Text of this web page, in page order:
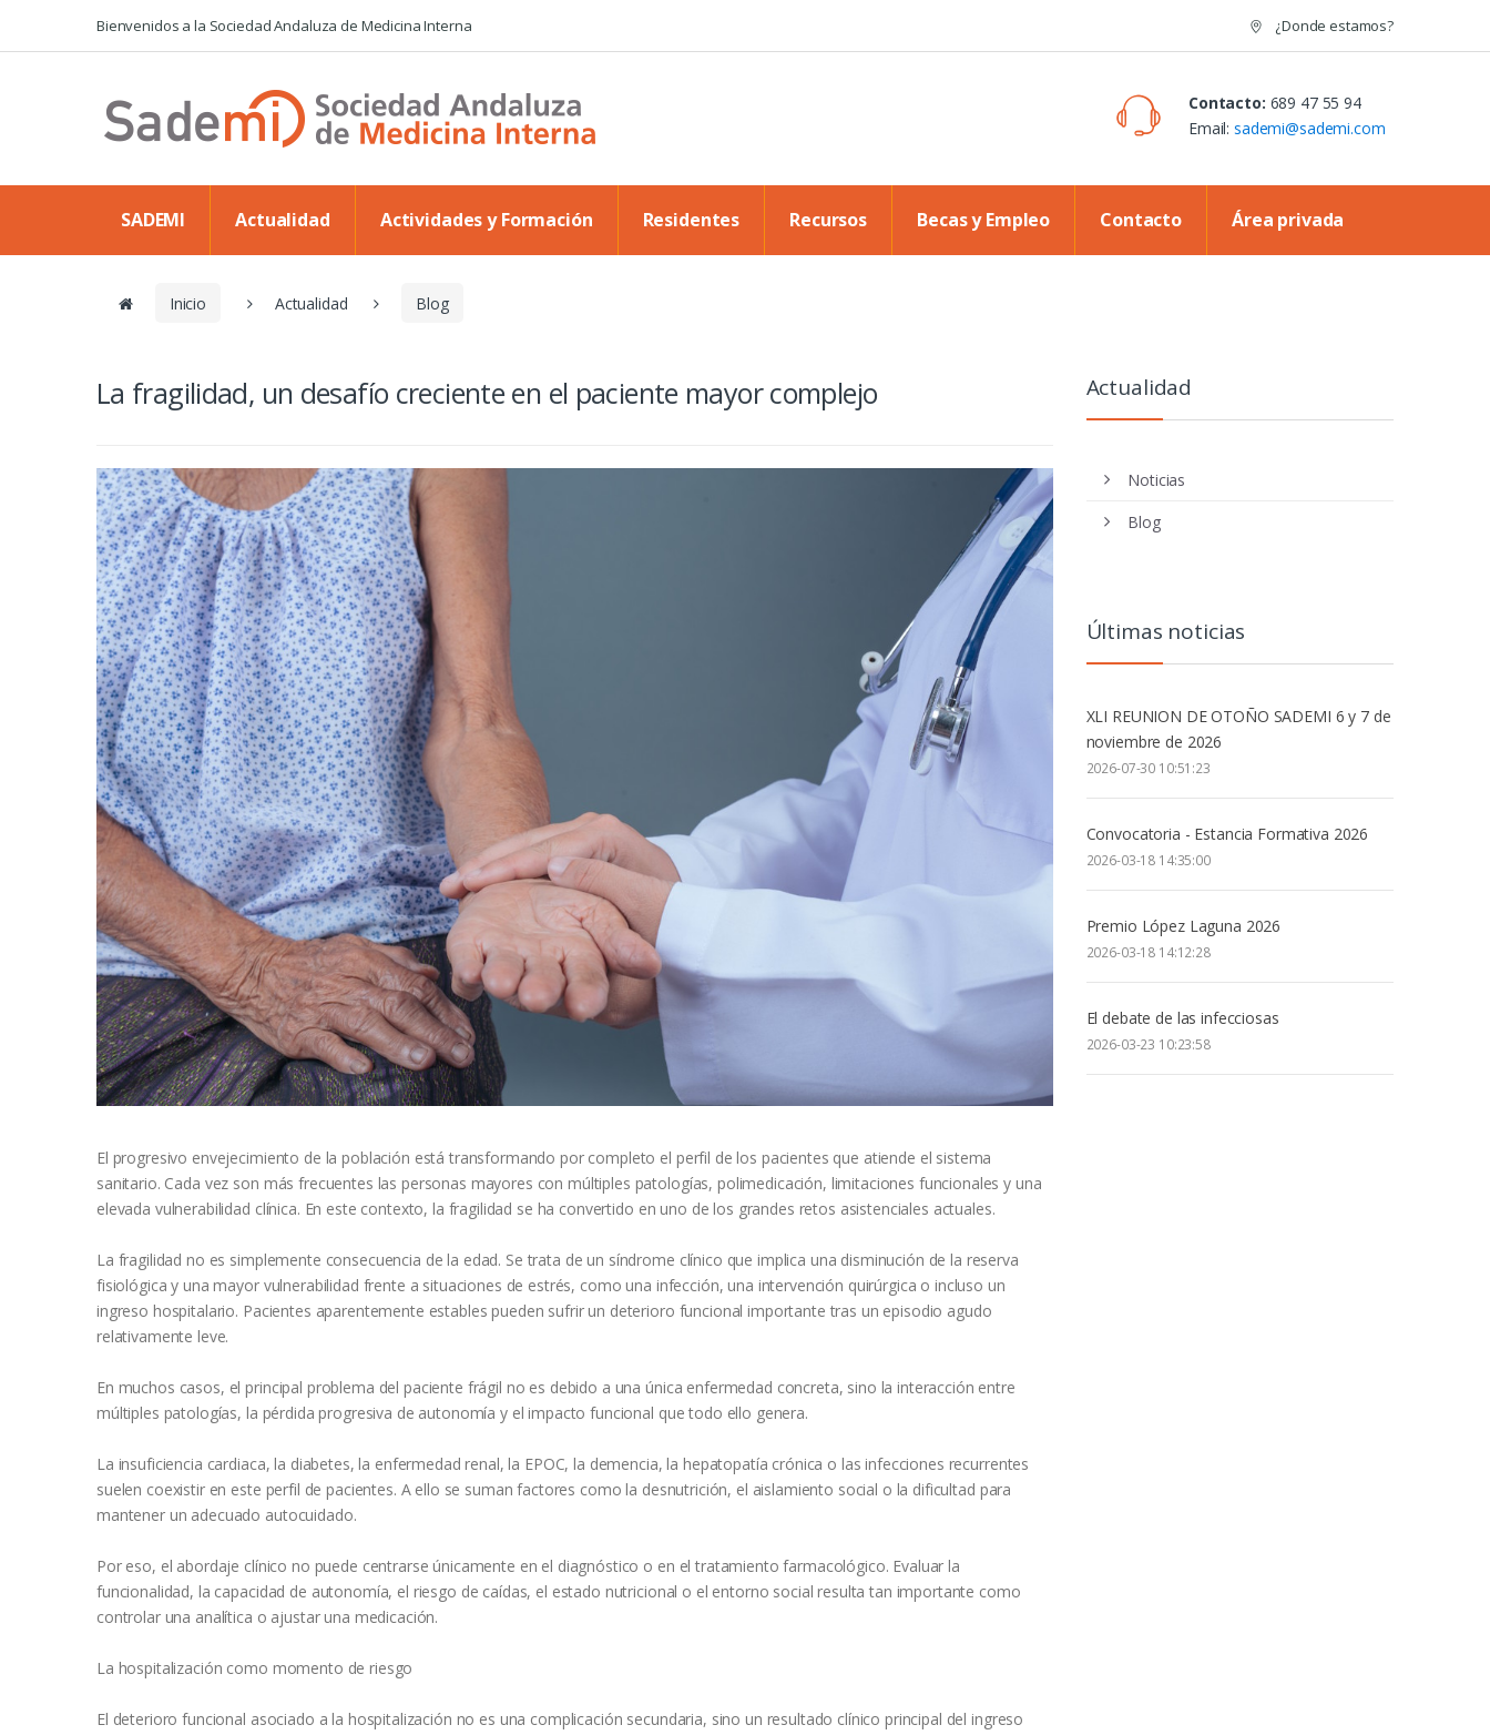
Bienvenidos a la Sociedad Andaluza de Medicina Interna ¿Donde estamos?
Contacto: 689 47 55 94
Email:sademi@sademi.com
SADEMI Actualidad Actividades y Formación Residentes Recursos Becas y Empleo Contacto Área privada
Inicio Actualidad Blog
La fragilidad, un desafío creciente en el paciente mayor complejo
El progresivo envejecimiento de la población está transformando por completo el perfil de los pacientes que atiende el sistema
sanitario. Cada vez son más frecuentes las personas mayores con múltiples patologías, polimedicación, limitaciones funcionales y una
elevada vulnerabilidad clínica. En este contexto, la fragilidad se ha convertido en uno de los grandes retos asistenciales actuales.
La fragilidad no es simplemente consecuencia de la edad. Se trata de un síndrome clínico que implica una disminución de la reserva
fisiológica y una mayor vulnerabilidad frente a situaciones de estrés, como una infección, una intervención quirúrgica o incluso un
ingreso hospitalario. Pacientes aparentemente estables pueden sufrir un deterioro funcional importante tras un episodio agudo
relativamente leve.
En muchos casos, el principal problema del paciente frágil no es debido a una única enfermedad concreta, sino la interacción entre
múltiples patologías, la pérdida progresiva de autonomía y el impacto funcional que todo ello genera.
La insuficiencia cardiaca, la diabetes, la enfermedad renal, la EPOC, la demencia, la hepatopatía crónica o las infecciones recurrentes
suelen coexistir en este perfil de pacientes. A ello se suman factores como la desnutrición, el aislamiento social o la dificultad para
mantener un adecuado autocuidado.
Por eso, el abordaje clínico no puede centrarse únicamente en el diagnóstico o en el tratamiento farmacológico. Evaluar la
funcionalidad, la capacidad de autonomía, el riesgo de caídas, el estado nutricional o el entorno social resulta tan importante como
controlar una analítica o ajustar una medicación.
La hospitalización como momento de riesgo
El deterioro funcional asociado a la hospitalización no es una complicación secundaria, sino un resultado clínico principal del ingreso
Actualidad
Noticias
Blog
Últimas noticias
XLI REUNION DE OTOÑO SADEMI 6 y 7 de
noviembre de 2026
2026-07-30 10:51:23
Convocatoria - Estancia Formativa 2026
2026-03-18 14:35:00
Premio López Laguna 2026
2026-03-18 14:12:28
El debate de las infecciosas
2026-03-23 10:23:58